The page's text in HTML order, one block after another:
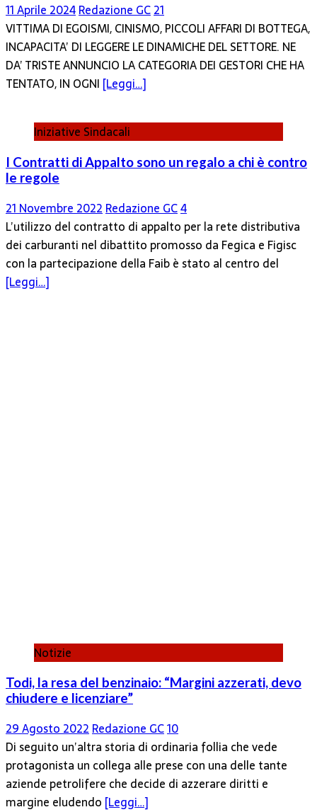
11 Aprile 2024Redazione GC21
VITTIMA DI EGOISMI, CINISMO, PICCOLI AFFARI DI BOTTEGA,
INCAPACITA’ DI LEGGERE LE DINAMICHE DEL SETTORE. NE
DA’ TRISTE ANNUNCIO LA CATEGORIA DEI GESTORI CHE HA
TENTATO, IN OGNI [Leggi…]
Iniziative Sindacali
I Contratti di Appalto sono un regalo a chi è contro
le regole
21 Novembre 2022 Redazione GC4
L’utilizzo del contratto di appalto per la rete distributiva
dei carburanti nel dibattito promosso da Fegica e Figisc
con la partecipazione della Faib è stato al centro del
[Leggi…]
Notizie
Todi, la resa del benzinaio: “Margini azzerati, devo
chiudere e licenziare”
29 Agosto 2022 Redazione GC10
Di seguito un’altra storia di ordinaria follia che vede
protagonista un collega alle prese con una delle tante
aziende petrolifere che decide di azzerare diritti e
margine eludendo [Leggi…]